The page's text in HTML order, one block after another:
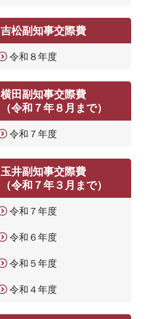
吉松副知事交際費
令和８年度
横田副知事交際費
（令和７年８月まで）
令和７年度
玉井副知事交際費
（令和７年３月まで）
令和７年度
令和６年度
令和５年度
令和４年度